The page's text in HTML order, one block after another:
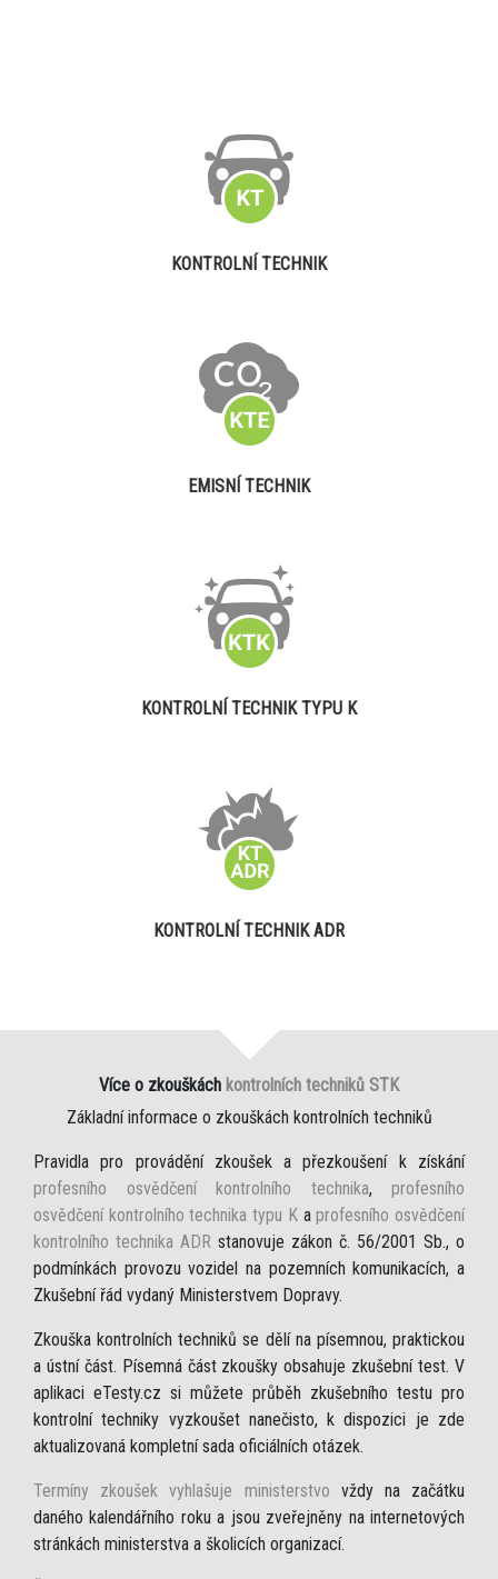
KONTROLNÍ TECHNIK
EMISNÍ TECHNIK
KONTROLNÍ TECHNIK TYPU K
KONTROLNÍ TECHNIK ADR
Více o zkouškách kontrolních techniků STK
Základní informace o zkouškách kontrolních techniků
Pravidla pro provádění zkoušek a přezkoušení k získání
profesního osvědčení kontrolního technika, profesního
osvědčení kontrolního technika typu Kaprofesního osvědčení
kontrolního technika ADR stanovuje zákon č. 56/2001 Sb., o
podmínkách provozu vozidel na pozemních komunikacích, a
Zkušební řád vydaný Ministerstvem Dopravy.
Zkouška kontrolních techniků se dělí na písemnou, praktickou
a ústní část. Písemná část zkoušky obsahuje zkušební test. V
aplikaci eTesty.cz si můžete průběh zkušebního testu pro
kontrolní techniky vyzkoušet nanečisto, k dispozici je zde
aktualizovaná kompletní sada oficiálních otázek.
Termíny zkoušek vyhlašuje ministerstvo vždy na začátku
daného kalendářního roku a jsou zveřejněny na internetových
stránkách ministerstva a školicích organizací.